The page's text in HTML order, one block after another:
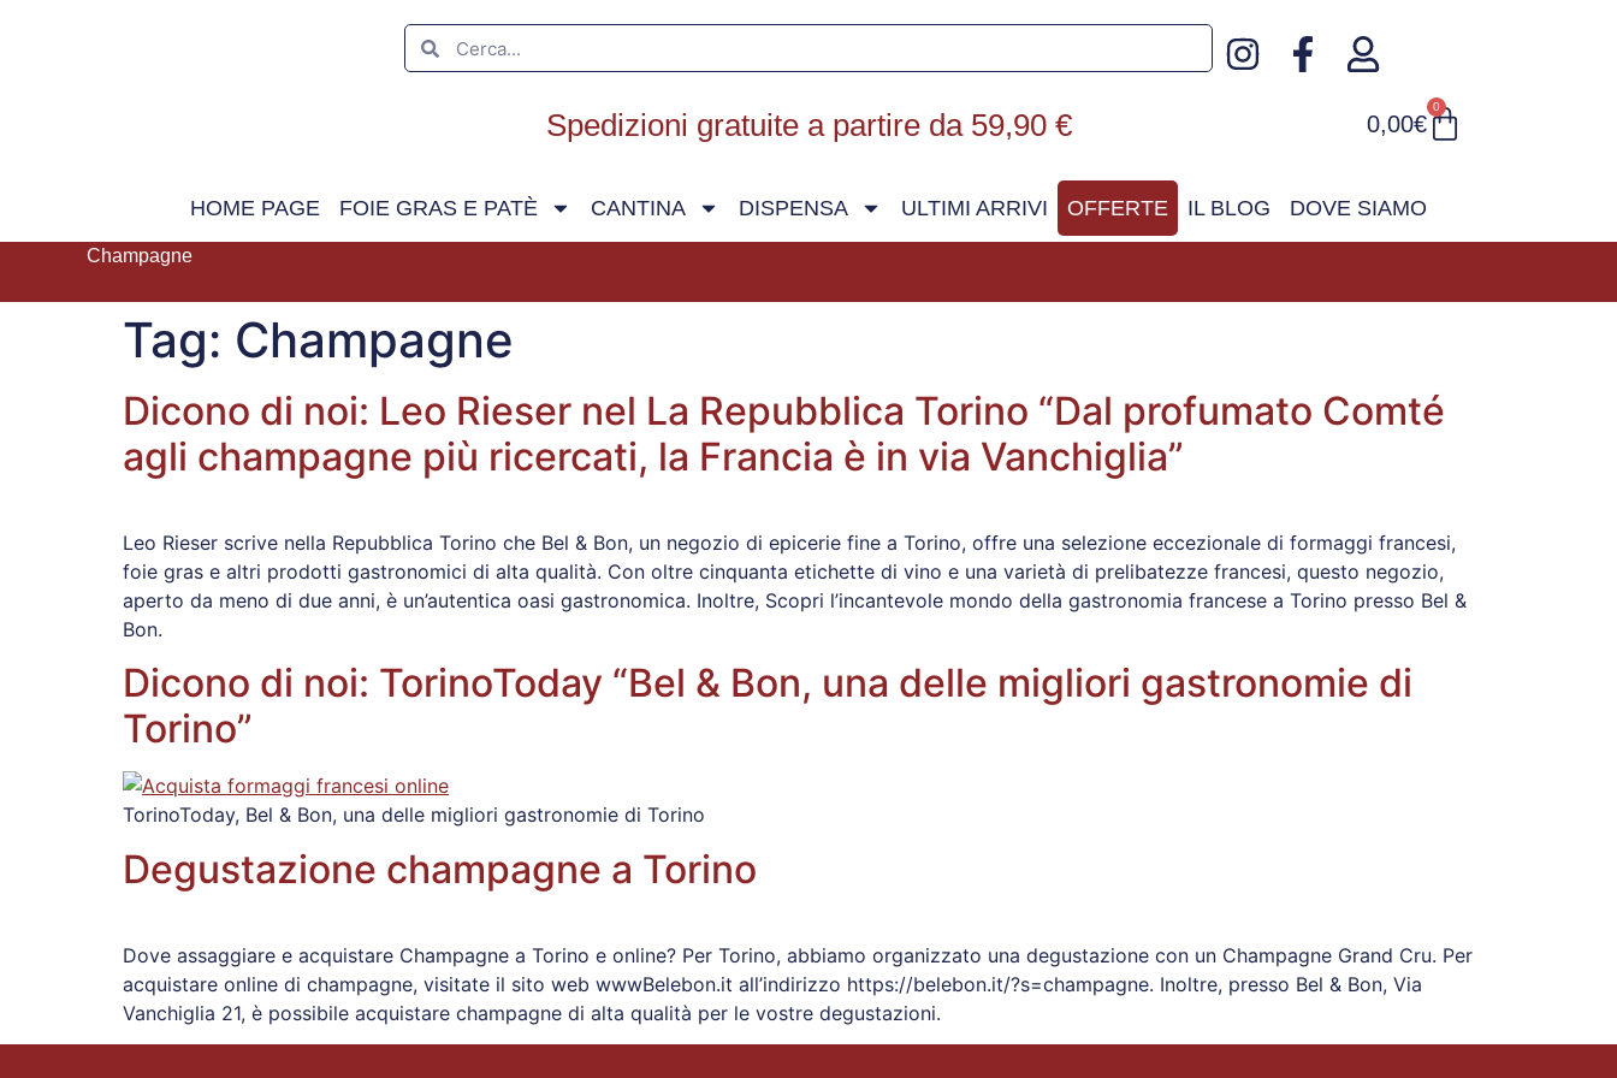
Spedizioni gratuite a partire da 59,90 € 0,00€
0
HOME PAGE FOIE GRAS E PATÈ CANTINA DISPENSA ULTIMI ARRIVI OFFERTE IL BLOG DOVE SIAMO
Champagne
Tag: Champagne
Dicono di noi: Leo Rieser nel La Repubblica Torino “Dal profumato Comté
agli champagne più ricercati, la Francia è in via Vanchiglia”
Leo Rieser scrive nella Repubblica Torino che Bel & Bon, un negozio di epicerie fine a Torino, offre una selezione eccezionale di formaggi francesi,
foie gras e altri prodotti gastronomici di alta qualità. Con oltre cinquanta etichette di vino e una varietà di prelibatezze francesi, questo negozio,
aperto da meno di due anni, è un’autentica oasi gastronomica. Inoltre, Scopri l’incantevole mondo della gastronomia francese a Torino presso Bel &
Bon.
Dicono di noi: TorinoToday “Bel & Bon, una delle migliori gastronomie di
Torino”
TorinoToday, Bel & Bon, una delle migliori gastronomie di Torino
Degustazione champagne a Torino
Dove assaggiare e acquistare Champagne a Torino e online? Per Torino, abbiamo organizzato una degustazione con un Champagne Grand Cru. Per
acquistare online di champagne, visitate il sito web wwwBelebon.it all’indirizzo https://belebon.it/?s=champagne. Inoltre, presso Bel & Bon, Via
Vanchiglia 21, è possibile acquistare champagne di alta qualità per le vostre degustazioni.